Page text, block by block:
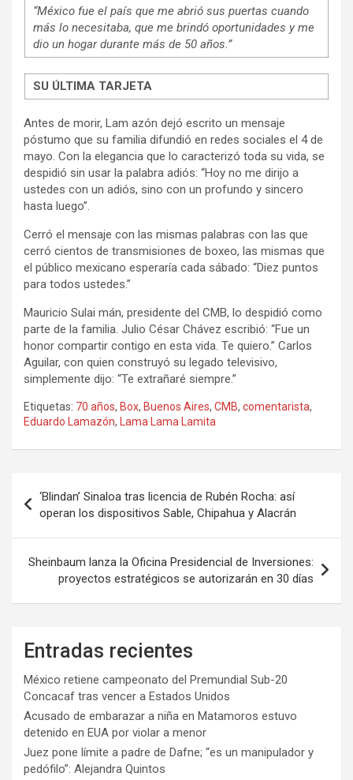
“México fue el país que me abrió sus puertas cuando
más lo necesitaba, que me brindó oportunidades y me
dio un hogar durante más de 50 años.”
SU ÚLTIMA TARJETA
Antes de morir, Lam azón dejó escrito un mensaje
póstumo que su familia difundió en redes sociales el 4 de
mayo. Con la elegancia que lo caracterizó toda su vida, se
despidió sin usar la palabra adiós: “Hoy no me dirijo a
ustedes con un adiós, sino con un profundo y sincero
hasta luego”.
Cerró el mensaje con las mismas palabras con las que
cerró cientos de transmisiones de boxeo, las mismas que
el público mexicano esperaría cada sábado: “Diez puntos
para todos ustedes.”
Mauricio Sulai mán, presidente del CMB, lo despidió como
parte de la familia. Julio César Chávez escribió: “Fue un
honor compartir contigo en esta vida. Te quiero.” Carlos
Aguilar, con quien construyó su legado televisivo,
simplemente dijo: “Te extrañaré siempre.”
Etiquetas: 70 años, Box, Buenos Aires, CMB, comentarista,
Eduardo Lamazón, Lama Lama Lamita
de
entradas
‘Blindan’ Sinaloa tras licencia de Rubén Rocha: así
operan los dispositivos Sable, Chipahua y Alacrán
Sheinbaum lanza la Oficina Presidencial de Inversiones:
proyectos estratégicos se autorizarán en 30 días
Entradas recientes
México retiene campeonato del Premundial Sub-20
Concacaf tras vencer a Estados Unidos
Acusado de embarazar a niña en Matamoros estuvo
detenido en EUA por violar a menor
Juez pone límite a padre de Dafne; “es un manipulador y
pedófilo”: Alejandra Quintos